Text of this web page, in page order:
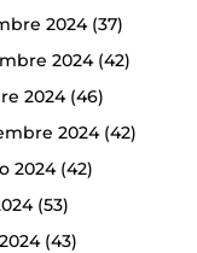
2024(37)
2024(42)
2024(46)
2024(42)
2024(42)
(53)
(43)